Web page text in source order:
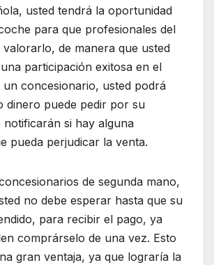
usted tendrá la oportunidad
para que profesionales del
de manera que usted
participación exitosa en el
un concesionario, usted podrá
dinero puede pedir por su
si hay alguna
pueda perjudicar la venta.
de segunda mano,
no debe esperar hasta que su
para recibir el pago, ya
comprárselo de una vez. Esto
gran ventaja, ya que lograría la